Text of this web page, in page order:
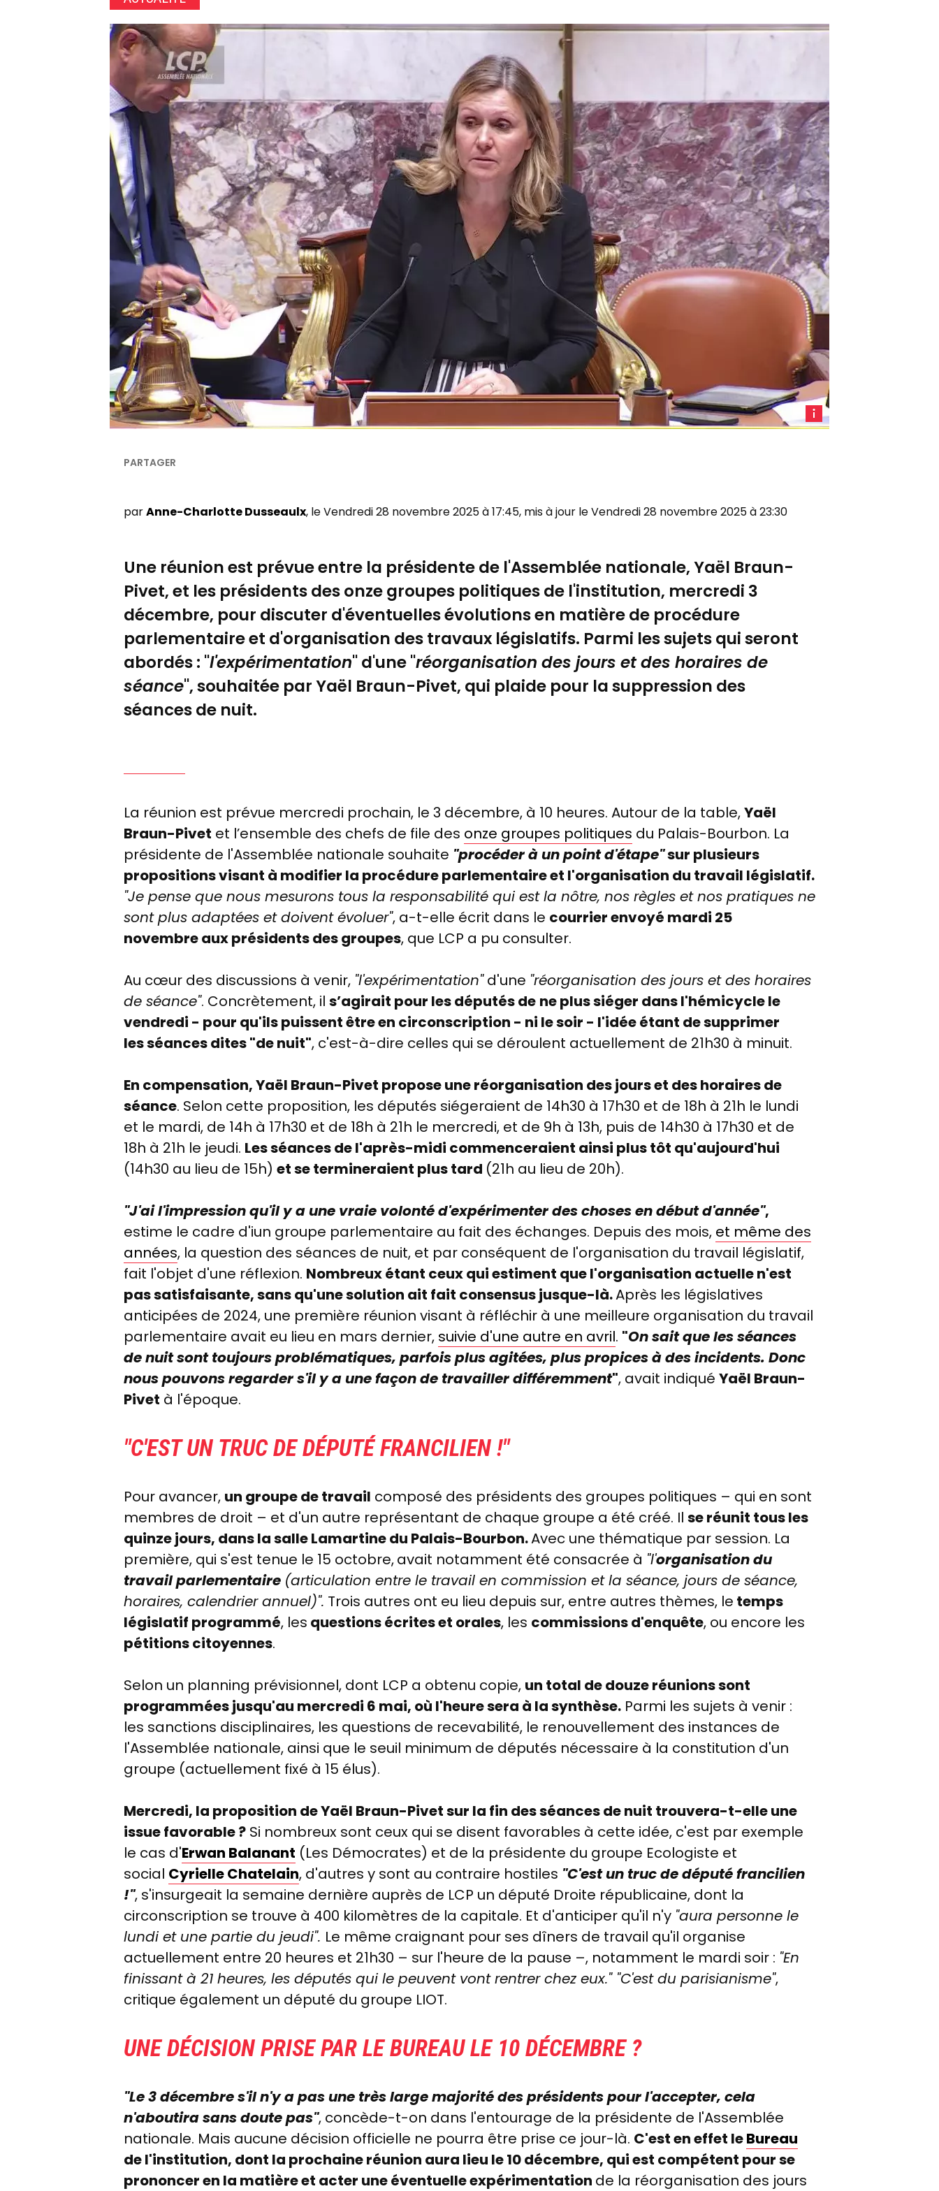
Image
Yael
Braun-
parAnne-Charlotte Dusseaulx, le Vendredi 28 novembre 2025 à 17:45, mis à jour le Vendredi 28 novembre 2025 à 23:30
Une réunion est prévue entre la présidente de l'Assemblée nationale, Yaël Braun-
Pivet, et les présidents des onze groupes politiques de l'institution, mercredi 3
décembre, pour discuter d'éventuelles évolutions en matière de procédure
parlementaire et d'organisation des travaux législatifs. Parmi les sujets qui seront
abordés : "l'expérimentation"d'une"réorganisation des jours et des horaires de
séance", souhaitée par Yaël Braun-Pivet, qui plaide pour la suppression des
séances de nuit.
La réunion est prévue mercredi prochain, le 3 décembre, à 10 heures. Autour de la table,Yaël
Braun-Pivet et l’ensemble des chefs de file des onze groupes politiques du Palais-Bourbon. La
présidente de l'Assemblée nationale souhaite "procéder à un point d'étape"sur plusieurs
propositions visant à modifier la procédure parlementaire et l'organisation du travail législatif.
"Je pense que nous mesurons tous la responsabilité qui est la nôtre, nos règles et nos pratiques ne
sont plus adaptées et doivent évoluer", a-t-elle écrit dans le courrier envoyé mardi 25
novembre aux présidents des groupes, que LCP a pu consulter.
Au cœur des discussions à venir, "l'expérimentation"d'une "réorganisation des jours et des horaires
de séance". Concrètement, il s’agirait pour les députés de ne plus siéger dans l'hémicycle le
vendredi - pour qu'ils puissent être en circonscription - ni le soir - l'idée étant de supprimer
les séances dites "de nuit", c'est-à-dire celles qui se déroulent actuellement de 21h30 à minuit.
En compensation, Yaël Braun-Pivet proposeune réorganisation des jours et des horaires de
séance. Selon cette proposition, les députés siégeraient de 14h30 à 17h30 et de 18h à 21h le lundi
et le mardi, de 14h à 17h30 et de 18h à 21h le mercredi, et de 9h à 13h, puis de 14h30 à 17h30 et de
18h à 21h le jeudi. Les séances de l'après-midi commenceraient ainsi plus tôt qu'aujourd'hui
(14h30 au lieu de 15h) et se termineraient plus tard (21h au lieu de 20h).
"J'ai l'impression qu'il y a une vraie volonté d'expérimenter des choses en début d'année",
estime le cadre d'iun groupe parlementaire au fait des échanges. Depuis des mois, et même des
années, la question des séances de nuit, et par conséquent de l'organisation du travail législatif,
fait l'objet d'une réflexion. Nombreux étant ceux qui estiment que l'organisation actuelle n'est
pas satisfaisante, sans qu'une solution ait fait consensus jusque-là.Après les législatives
anticipées de 2024, une première réunion visant à réfléchir à une meilleure organisation du travail
parlementaire avait eu lieu en mars dernier, suivie d'une autre en avril. "On sait que les séances
de nuit sont toujours problématiques, parfois plus agitées, plus propices à des incidents. Donc
nous pouvons regarder s'il y a une façon de travailler différemment", avait indiqué Yaël Braun-
Pivet à l'époque.
"C'EST UN TRUC DE DÉPUTÉ FRANCILIEN !"
Pour avancer, un groupe de travail composé des présidents des groupes politiques – qui en sont
membres de droit – et d'un autre représentant de chaque groupe a été créé. Il se réunit tous les
quinze jours, dans la salle Lamartine du Palais-Bourbon.Avec une thématique par session. La
première, qui s'est tenue le 15 octobre,avait notamment été consacrée à "l'organisation du
travail parlementaire (articulation entre le travail en commission et la séance, jours de séance,
horaires, calendrier annuel)". Trois autres ont eu lieu depuis sur, entre autres thèmes, le temps
législatif programmé, les questions écrites et orales, les commissions d'enquête, ou encore les
pétitions citoyennes.
Selon un planning prévisionnel, dont LCP a obtenu copie, un total de douze réunions sont
programmées jusqu'au mercredi 6 mai, où l'heure sera à la synthèse. Parmi les sujets à venir :
les sanctions disciplinaires, les questions de recevabilité, le renouvellement des instances de
l'Assemblée nationale, ainsi que le seuil minimum de députés nécessaire à la constitution d'un
groupe (actuellement fixé à 15 élus).
Mercredi, la proposition de Yaël Braun-Pivet sur la fin des séances de nuit trouvera-t-elle une
issue favorable ? Si nombreux sont ceux qui se disent favorables à cette idée, c'est par exemple
le cas d'Erwan Balanant (Les Démocrates) et de la présidente du groupe Ecologiste et
social Cyrielle Chatelain, d'autres y sont au contraire hostiles "C'est un truc de député francilien
!", s'insurgeait la semaine dernière auprès de LCP un député Droite républicaine, dont la
circonscription se trouve à 400 kilomètres de la capitale. Et d'anticiper qu'il n'y "aura personne le
lundi et une partie du jeudi". Le même craignant pour ses dîners de travail qu'il organise
actuellement entre 20 heures et 21h30 – sur l'heure de la pause –, notamment le mardi soir : "En
finissant à 21 heures, les députés qui le peuvent vont rentrer chez eux." "C'est du parisianisme",
critique également un député du groupe LIOT.
UNE DÉCISION PRISE PAR LE BUREAU LE 10 DÉCEMBRE ?
"Le 3 décembre s'il n'y a pas une très large majorité des présidents pour l'accepter, cela
n'aboutira sans doute pas", concède-t-on dans l'entourage de la présidente de l'Assemblée
nationale. Mais aucune décision officielle ne pourra être prise ce jour-là. C'est en effet leBureau
de l'institution, dont la prochaine réunion aura lieu le 10 décembre, qui est compétent pour se
prononcer en la matière et acter une éventuelle expérimentation de la réorganisation des jours